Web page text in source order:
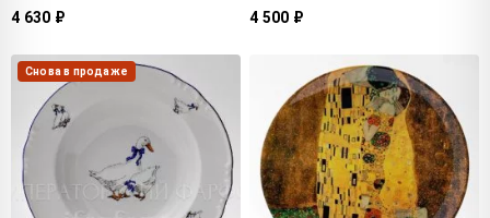
4 630 ₽ 4 500 ₽
Снова в продаже